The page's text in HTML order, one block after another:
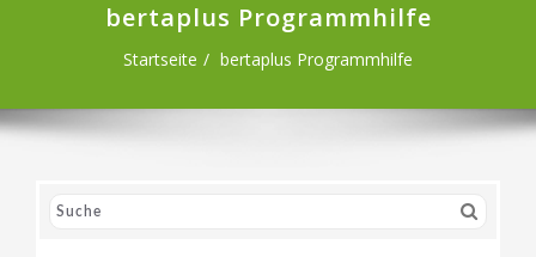
bertaplus Programmhilfe
Startseite bertaplus Programmhilfe